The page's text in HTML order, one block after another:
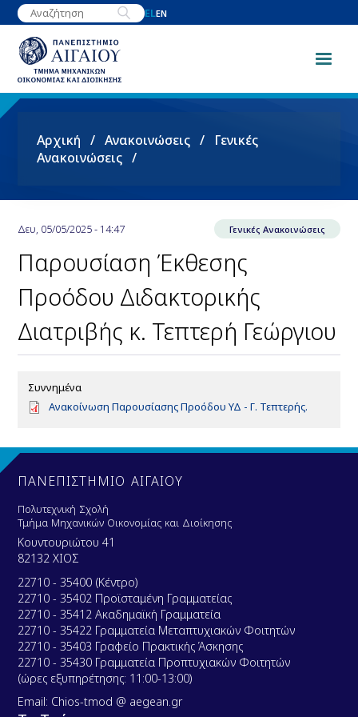
Παράκαμψη
προς
κυρίως
περιεχόμενο
ELEN
Breadcrumb
Αρχική Ανακοινώσεις
Γενικές
Ανακοινώσεις
Δευ, 05/05/2025 - 14:47 Γενικές Ανακοινώσεις
Παρουσίαση Έκθεσης
Προόδου Διδακτορικής
Διατριβής κ. Τεπτερή Γεώργιου
Συννημένα
D
u
e
n
t
Ανακοίνωση Παρουσίασης Προόδου ΥΔ - Γ. Τεπτερής.
ΠΑΝΕΠΙΣΤΗΜΙΟ ΑΙΓΑΙΟΥ
Πολυτεχνική Σχολή
Τμήμα Μηχανικών Οικονομίας και Διοίκησης
Κουντουριώτου 41
82132 ΧΙΟΣ
22710 - 35400 (Κέντρο)
22710 - 35402 Προϊσταμένη Γραμματείας
22710 - 35412 Ακαδημαϊκή Γραμματεία
22710 - 35422 Γραμματεία Μεταπτυχιακών Φοιτητών
22710 - 35403 Γραφείο Πρακτικής Άσκησης
22710 - 35430 Γραμματεία Προπτυχιακών Φοιτητών
(ώρες εξυπηρέτησης: 11:00-13:00)
Email: Chios-tmod @ aegean.gr